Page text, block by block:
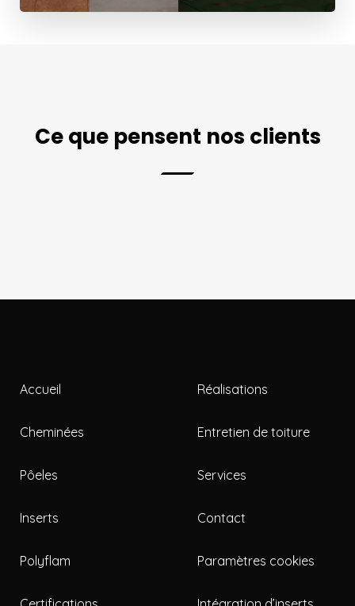
Ce que pensent nos clients
Accueil
Cheminées
Pôeles
Inserts
Polyflam
Réalisations
Entretien de toiture
Services
Contact
Paramètres cookies